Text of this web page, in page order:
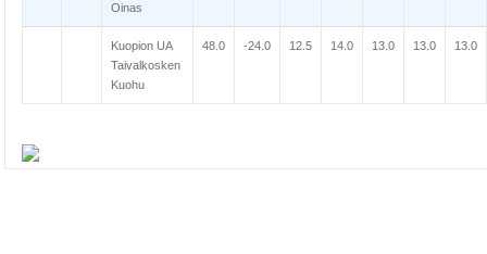
Oinas
Kuopion UA
Taivalkosken
Kuohu
48.0 -24.0 12.5 14.0 13.0 13.0 13.0